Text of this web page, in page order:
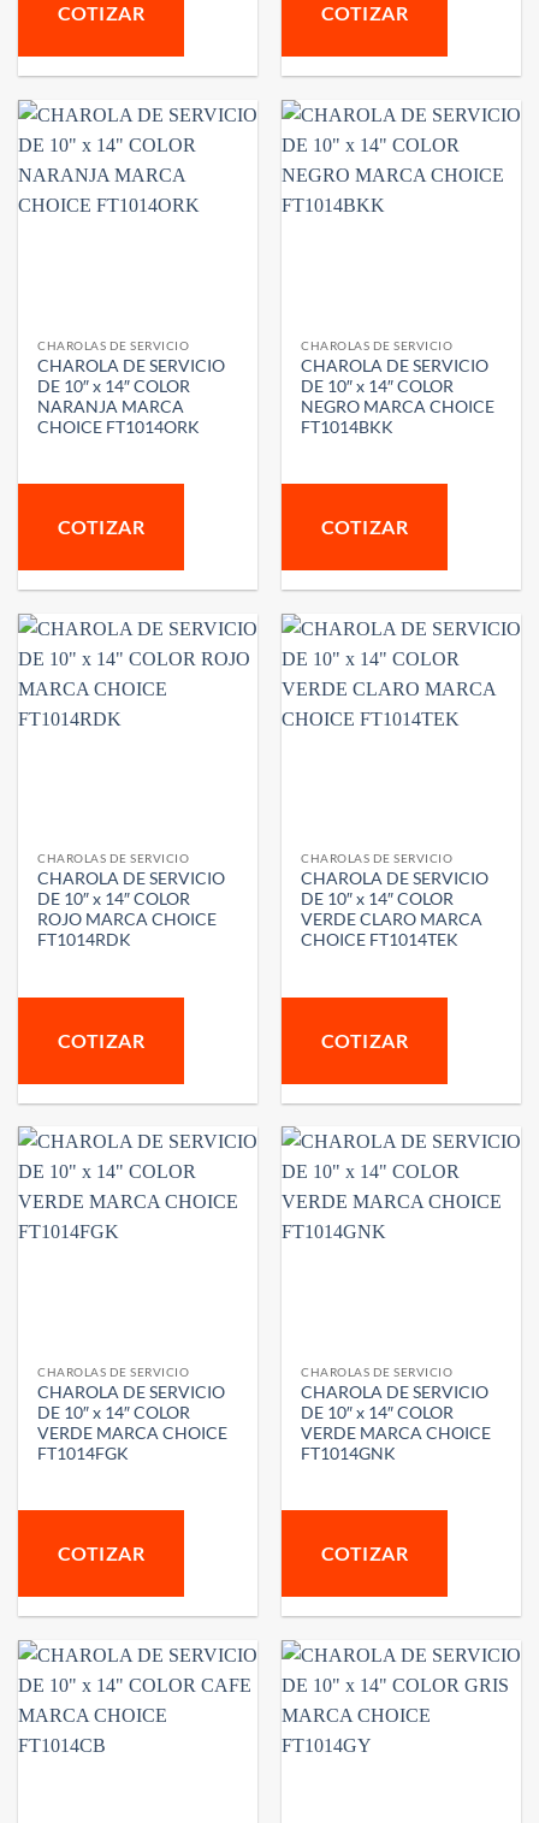
COTIZAR COTIZAR
CHAROLAS DE SERVICIO
CHAROLA DE SERVICIO
DE 10″ x 14″ COLOR
NARANJA MARCA
CHOICE FT1014ORK
COTIZAR
CHAROLAS DE SERVICIO
CHAROLA DE SERVICIO
DE 10″ x 14″ COLOR
NEGRO MARCA CHOICE
FT1014BKK
COTIZAR
CHAROLAS DE SERVICIO
CHAROLA DE SERVICIO
DE 10″ x 14″ COLOR
ROJO MARCA CHOICE
FT1014RDK
COTIZAR
CHAROLAS DE SERVICIO
CHAROLA DE SERVICIO
DE 10″ x 14″ COLOR
VERDE CLARO MARCA
CHOICE FT1014TEK
COTIZAR
CHAROLAS DE SERVICIO
CHAROLA DE SERVICIO
DE 10″ x 14″ COLOR
VERDE MARCA CHOICE
FT1014FGK
COTIZAR
CHAROLAS DE SERVICIO
CHAROLA DE SERVICIO
DE 10″ x 14″ COLOR
VERDE MARCA CHOICE
FT1014GNK
COTIZAR